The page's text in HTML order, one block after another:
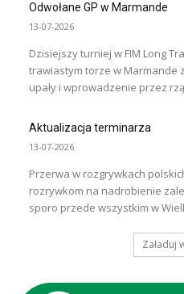
Odwołane GP w Marmande
13-07-2026
Dzisiejszy turniej w FIM Long
trawiastym torze w Marmande
upały i wprowadzenie przez
Aktualizacja terminarza
13-07-2026
Przerwa w rozgrywkach
rozrywkom na nadrobienie
sporo przede wszystkim w
Załaduj